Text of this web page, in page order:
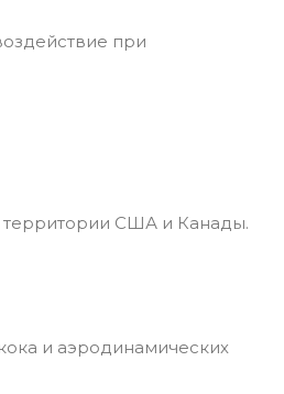
при
территории США и Канады.
и аэродинамических